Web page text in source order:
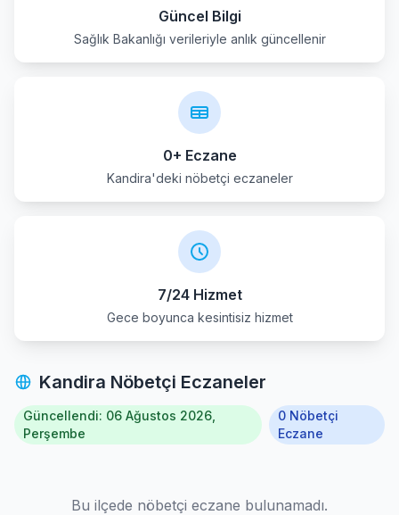
Güncel Bilgi
Sağlık Bakanlığı verileriyle anlık güncellenir
0+ Eczane
Kandira'deki nöbetçi eczaneler
7/24 Hizmet
Gece boyunca kesintisiz hizmet
Kandira Nöbetçi Eczaneler
Güncellendi: 06 Ağustos 2026,
Perşembe
0 Nöbetçi
Eczane
Bu ilçede nöbetçi eczane bulunamadı.